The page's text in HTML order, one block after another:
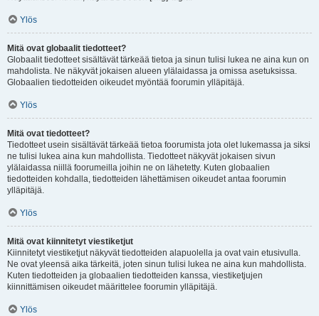
Ylös
Mitä ovat globaalit tiedotteet?
Globaalit tiedotteet sisältävät tärkeää tietoa ja sinun tulisi lukea ne aina kun on
mahdolista. Ne näkyvät jokaisen alueen ylälaidassa ja omissa asetuksissa.
Globaalien tiedotteiden oikeudet myöntää foorumin ylläpitäjä.
Ylös
Mitä ovat tiedotteet?
Tiedotteet usein sisältävät tärkeää tietoa foorumista jota olet lukemassa ja siksi
ne tulisi lukea aina kun mahdollista. Tiedotteet näkyvät jokaisen sivun
ylälaidassa niillä foorumeilla joihin ne on lähetetty. Kuten globaalien
tiedotteiden kohdalla, tiedotteiden lähettämisen oikeudet antaa foorumin
ylläpitäjä.
Ylös
Mitä ovat kiinnitetyt viestiketjut
Kiinnitetyt viestiketjut näkyvät tiedotteiden alapuolella ja ovat vain etusivulla.
Ne ovat yleensä aika tärkeitä, joten sinun tulisi lukea ne aina kun mahdollista.
Kuten tiedotteiden ja globaalien tiedotteiden kanssa, viestiketjujen
kiinnittämisen oikeudet määrittelee foorumin ylläpitäjä.
Ylös